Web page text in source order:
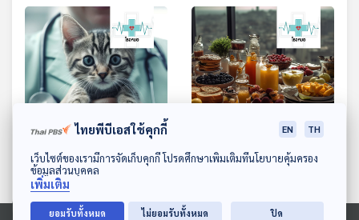
ดาวน์โหลด Thai PBS Podcast Application
EP. 902: ทำไมสัตว์เลี้ยง
จำเป็นต้องได้รับการตรวจ
สุขภาพเป็นประจำทุกปี
โรงหมอ
EP. 903: การกินอาหารตาม
โรงหมอ
ไทยพีบีเอสใช้คุกกี้ EN TH
เว็บไซต์ของเรามีการจัดเก็บคุกกี้ โปรดศึกษาเพิ่มเติมที่นโยบายคุ้มครอง
ข้อมูลส่วนบุคคล
เพิ่มเติม
ยอมรับทั้งหมด ไม่ยอมรับทั้งหมด ปิด